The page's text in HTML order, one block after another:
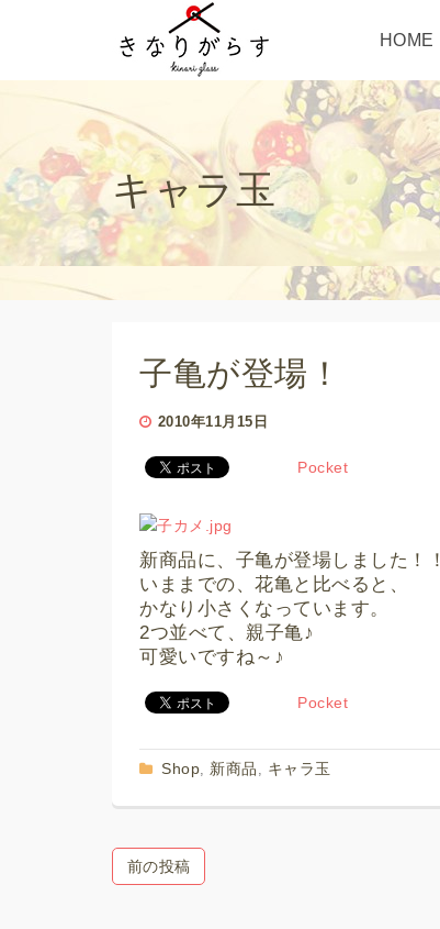
HOME
キャラ玉
子亀が登場！
2010年11月15日
Pocket
新商品に、子亀が登場しました！！
いままでの、花亀と比べると、
かなり小さくなっています。
2つ並べて、親子亀♪
可愛いですね～♪
Pocket
Shop, 新商品 , キャラ玉
前の投稿